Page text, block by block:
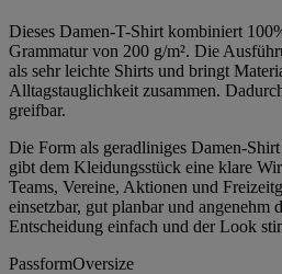
Dieses Damen-T-Shirt kombiniert
Grammatur von 200 g/m². Die
als sehr leichte Shirts und bringt
Alltagstauglichkeit zusammen.
greifbar.
Die Form als geradliniges Damen-
gibt dem Kleidungsstück eine klare
Teams, Vereine, Aktionen und
einsetzbar, gut planbar und angenehm
Entscheidung einfach und der Look
PassformOversize